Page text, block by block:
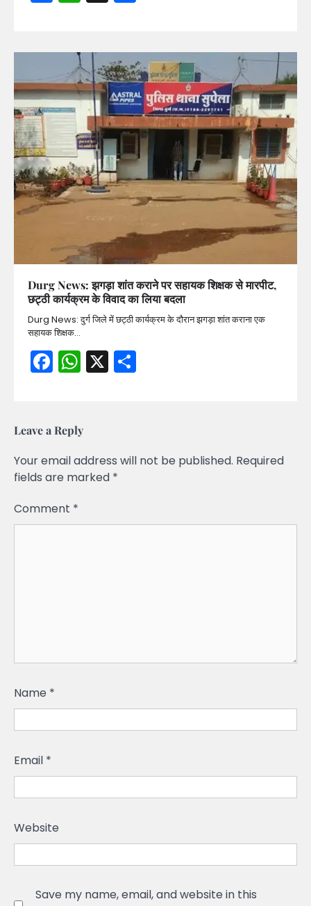
Durg News: झगड़ा शांत कराने पर सहायक शिक्षक से मारपीट,
छट्ठी कार्यक्रम के विवाद का लिया बदला
Durg News: दुर्ग जिले में छट्ठी कार्यक्रम के दौरान झगड़ा शांत कराना एक
सहायक शिक्षक…
Facebook
WhatsApp
X
Leave a Reply
Your email address will not be published. Required
fields are marked *
Comment *
Name *
Email *
Website
Save my name, email, and website in this